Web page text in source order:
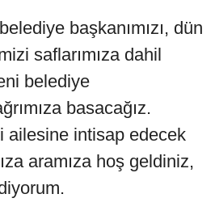
başkanımızı, dün
saflarımıza dahil
belediye
basacağız.
ailesine intisap edecek
aramıza hoş geldiniz,